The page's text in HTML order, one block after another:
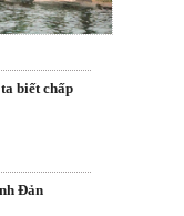
biết chấp
Đản